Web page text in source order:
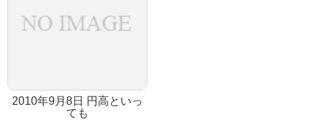
2010年9月8日 円高といっ
ても